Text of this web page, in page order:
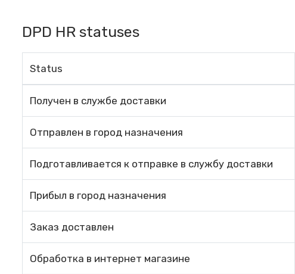
DPD HR statuses
Status
Получен в службе доставки
Отправлен в город назначения
Подготавливается к отправке в службу доставки
Прибыл в город назначения
Заказ доставлен
Обработка в интернет магазине